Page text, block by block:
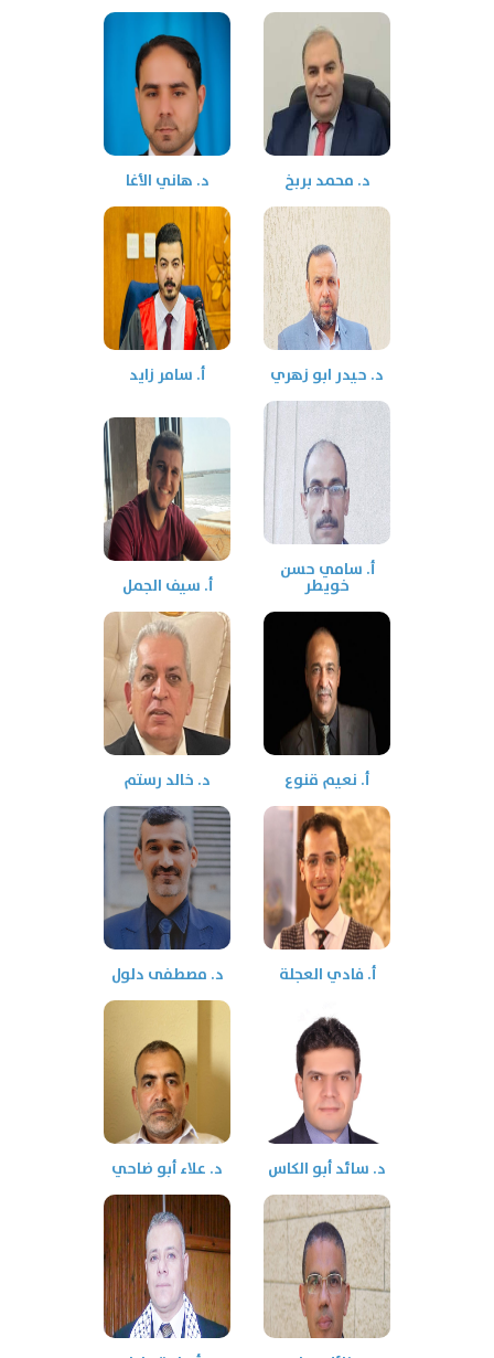
د. محمد بربخ د. هاني الأغا
د. حيدر ابو زهري أ. سامر زايد
أ. سامي حسن
خويطر أ. سيف الجمل
أ. نعيم قنوع د. خالد رستم
أ. فادي العجلة د. مصطفى دلول
د. سائد أبو الكاس د. علاء أبو ضاحي